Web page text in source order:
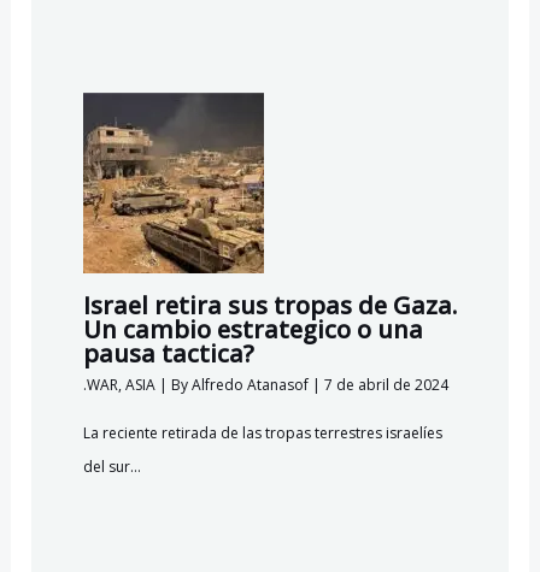
Israel retira sus tropas de Gaza.
Un cambio estrategico o una
pausa tactica?
.WAR,ASIA| ByAlfredo Atanasof | 7 de abril de 2024
La reciente retirada de las tropas terrestres israelíes
del sur…